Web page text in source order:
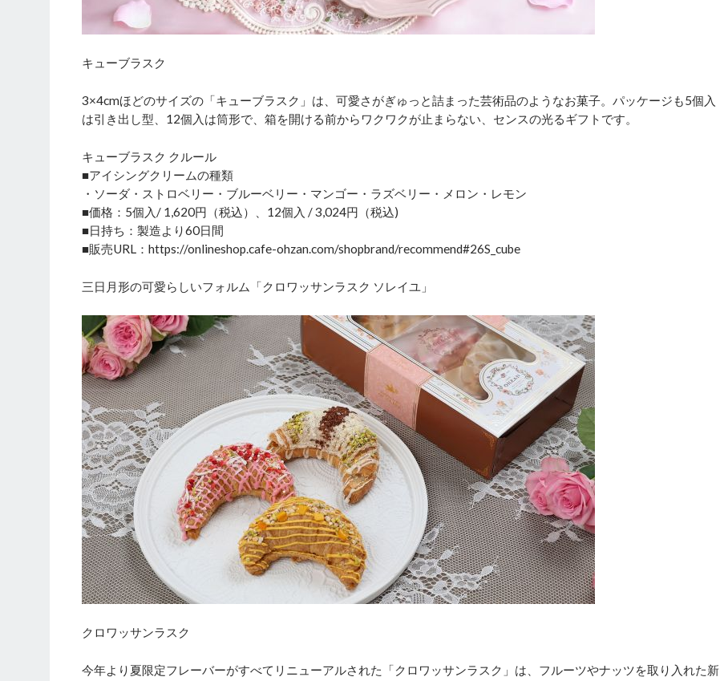
キューブラスク
3×4cmほどのサイズの「キューブラスク」は、可愛さがぎゅっと詰まった芸術品のようなお菓子。パッケージも5個入
は引き出し型、12個入は筒形で、箱を開ける前からワクワクが止まらない、センスの光るギフトです。
キューブラスク クルール
■アイシングクリームの種類
・ソーダ・ストロベリー・ブルーベリー・マンゴー・ラズベリー・メロン・レモン
■価格：5個入/ 1,620円（税込）、12個入 / 3,024円（税込)
■日持ち：製造より60日間
■販売URL：https://onlineshop.cafe-ohzan.com/shopbrand/recommend#26S_cube
三日月形の可愛らしいフォルム「クロワッサンラスク ソレイユ」
クロワッサンラスク
今年より夏限定フレーバーがすべてリニューアルされた「クロワッサンラスク」は、フルーツやナッツを取り入れた新